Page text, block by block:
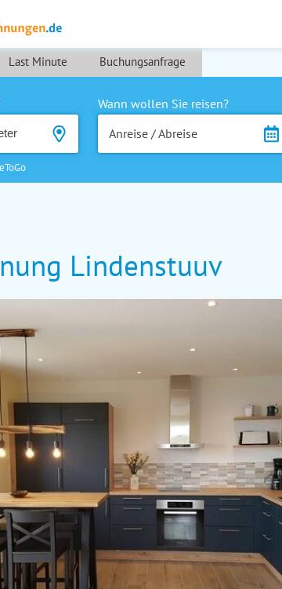
Last Minute Buchungsanfrage
Wann wollen Sie reisen?
Anreise / Abreise
Lindenstuuv